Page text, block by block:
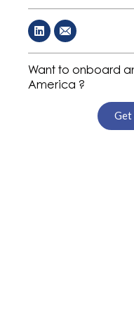
Want to onboard
America ?
Get